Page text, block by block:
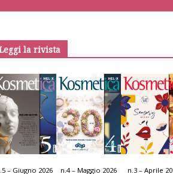
la rivista
– Giugno 2026 n.4 – Maggio 2026 n.3 – Aprile